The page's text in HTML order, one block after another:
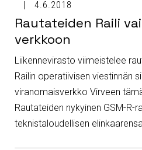
4.6.2018
Rautateiden Raili
verkkoon
Liikennevirasto viimeistelee
Railin operatiivisen viestinnän
viranomaisverkko Virveen
Rautateiden nykyinen GSM-
teknistaloudellisen